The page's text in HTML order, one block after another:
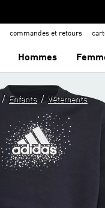
commandes et retours
Hommes
/ Enfants / Vêtements